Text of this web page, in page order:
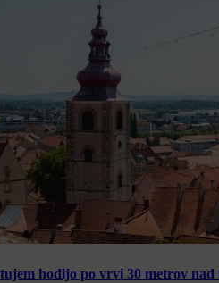
hodijo po vrvi 30 metrov